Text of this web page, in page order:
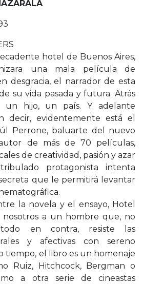
hotel de Buenos Aires,
una mala película de
desgracia, el narrador de esta
su vida pasada y futura. Atrás
hijo, un país. Y adelante
decir, evidentemente está el
Perrone, baluarte del nuevo
de más de 70 películas,
de creatividad, pasión y azar
protagonista intenta
que le permitirá levantar
la novela y el ensayo, Hotel
nosotros a un hombre que, no
en contra, resiste las
y afectivas con sereno
tiempo, el libro es un homenaje
Ruiz, Hitchcock, Bergman o
a otra serie de cineastas